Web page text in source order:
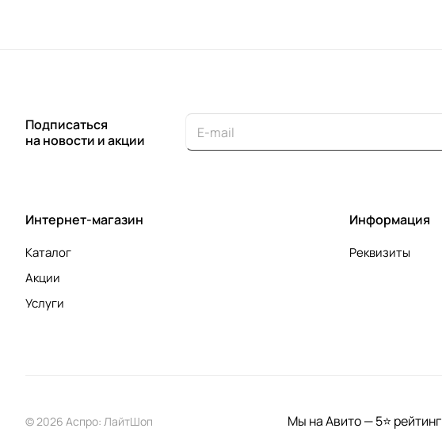
Подписаться
на новости и акции
Интернет-магазин
Каталог
Акции
Услуги
Информация
Реквизиты
© 2026 Аспро: ЛайтШоп Мы на Авито — 5⭐ рейтинг